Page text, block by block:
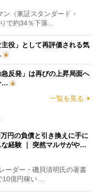
（東証スタンダード・
で約34％下落…
役」として再評価される気
反発」は再びの上昇局面へ
…
一覧を見る
円の負債と引き換えに手に
な経験 ｜ 突然マルサがや…
ーダー・磯貝清明氏の著書
10億円稼い…